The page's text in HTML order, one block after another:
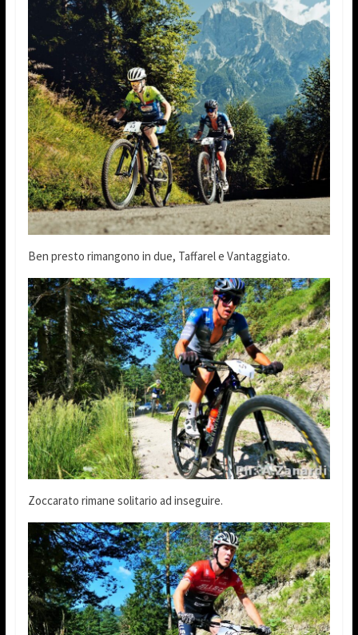
Ben presto rimangono in due, Taffarel e Vantaggiato.
Zoccarato rimane solitario ad inseguire.